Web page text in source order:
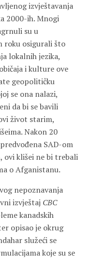
izvještavanja
2000-ih. Mnogi
su u
roku osigurali što
lokalnih jezika,
i kulture ove
geopolitičku
se ona nalazi,
da bi se bavili
život starim,
Nakon 20
SAD-om
ovi klišei ne bi trebali
o Afganistanu.
nepoznavanja
izvještaj CBC
kanadskih
opisao je okrug
služeći se
koje su se